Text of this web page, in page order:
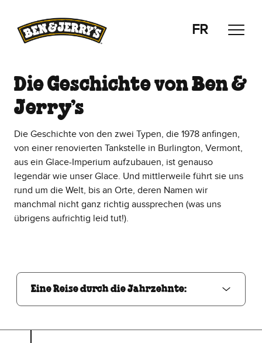
FR
Die Geschichte von Ben &
Jerry’s
Die Geschichte von den zwei Typen, die 1978 anfingen,
von einer renovierten Tankstelle in Burlington, Vermont,
aus ein Glace-Imperium aufzubauen, ist genauso
legendär wie unser Glace. Und mittlerweile führt sie uns
rund um die Welt, bis an Orte, deren Namen wir
manchmal nicht ganz richtig aussprechen (was uns
übrigens aufrichtig leid tut!).
Eine Reise durch die Jahrzehnte: